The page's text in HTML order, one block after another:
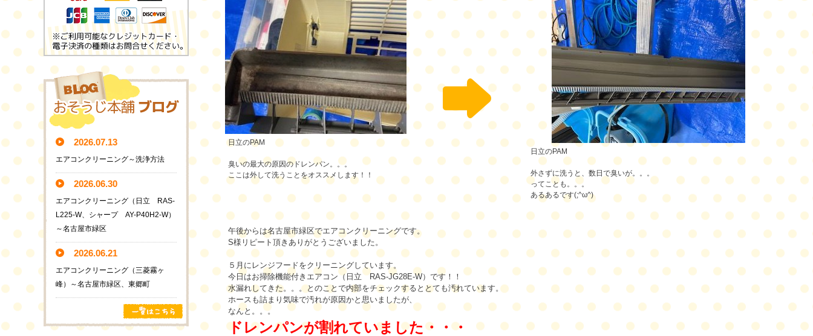
日立のPAM
臭いの最大の原因のドレンパン。。。
ここは外して洗うことをオススメします！！
日立のPAM
外さずに洗うと、数日で臭いが。。。
ってことも。。。
あるあるです(;^ω^)
午後からは名古屋市緑区でエアコンクリーニングです。
S様リピート頂きありがとうございました。
５月にレンジフードをクリーニングしています。
今日はお掃除機能付きエアコン（日立 RAS-JG28E-W）です！！
水漏れしてきた。。。とのことで内部をチェックするととても汚れています。
ホースも詰まり気味で汚れが原因かと思いましたが、
なんと。。。
ドレンパンが割れていました・・・
2026.07.13
エアコンクリーニング～洗浄方法
2026.06.30
エアコンクリーニング（日立 RAS-
L225-W、シャープ AY-P40H2-W）
～名古屋市緑区
2026.06.21
エアコンクリーニング（三菱霧ヶ
峰）～名古屋市緑区、東郷町